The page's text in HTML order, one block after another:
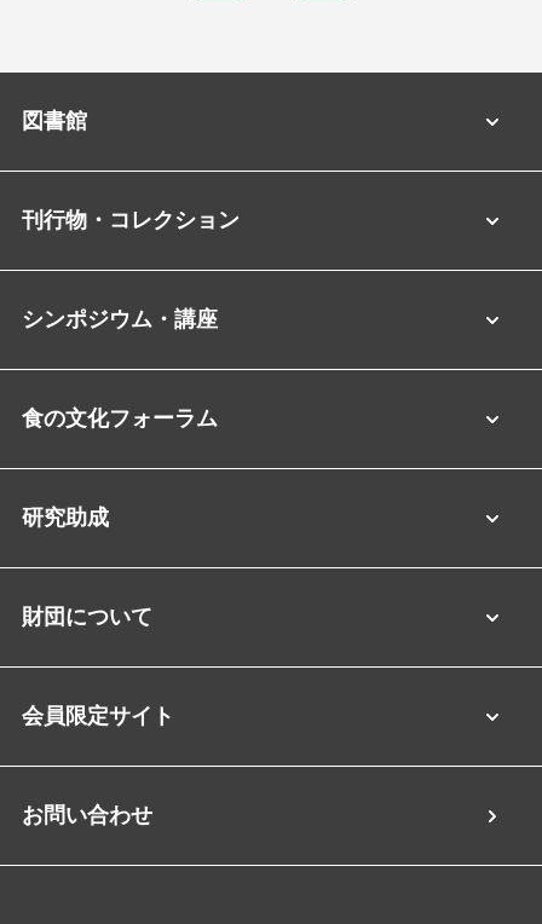
図書館
刊行物・コレクション
シンポジウム・講座
食の文化フォーラム
研究助成
財団について
会員限定サイト
お問い合わせ